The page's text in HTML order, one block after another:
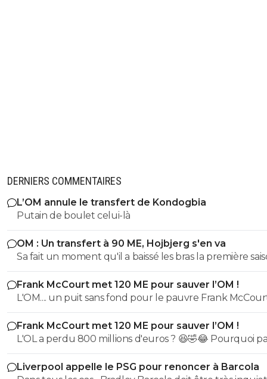
DERNIERS COMMENTAIRES
L’OM annule le transfert de Kondogbia
Putain de boulet celui-là
OM : Un transfert à 90 ME, Hojbjerg s'en va
Sa fait un moment qu'il a baissé les bras la première
etait top mais depuis quelques match etait en dessus.
et bon vent a lui pour le reste de sa carrière ...
Frank McCourt met 120 ME pour sauver l’OM !
L'OM.... un puit sans fond pour le pauvre Frank
Frank McCourt met 120 ME pour sauver l’OM !
L'OL a perdu 800 millions d'euros ? 😆🤣😂 Pourquoi pas un
milliard tant que tu y es ! ^^
Liverpool appelle le PSG pour renoncer à Barcola